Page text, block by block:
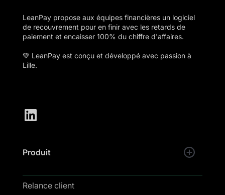
LeanPay propose aux équipes financières un logiciel
de recouvrement pour en finir avec les retards de
paiement et encaisser 100% du chiffre d'affaires.
💚 LeanPay est conçu et développé avec passion à
Lille.
Produit
Relance client